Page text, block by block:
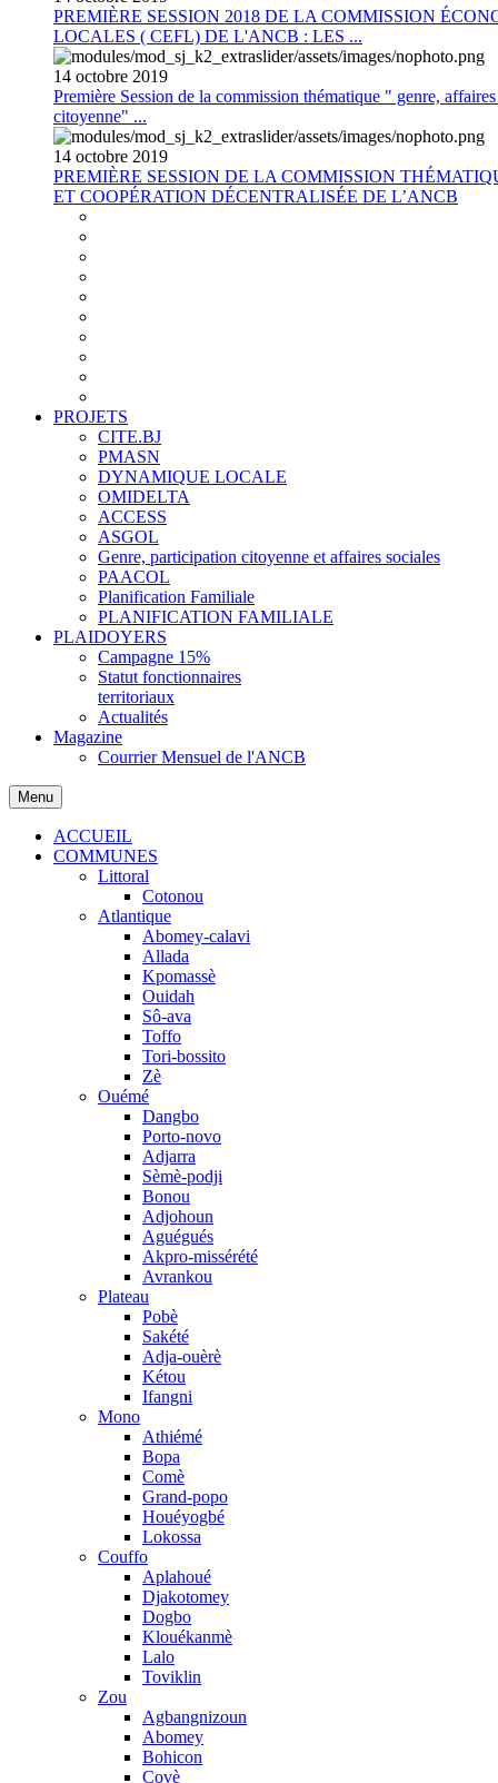
PREMIÈRE SESSION 2018 DE LA COMMISSION
LOCALES ( CEFL) DE L'ANCB : LES ...
14 octobre 2019
Première Session de la commission thématique " genre,
citoyenne" ...
14 octobre 2019
PREMIÈRE SESSION DE LA COMMISSION
ET COOPÉRATION DÉCENTRALISÉE DE L’ANCB
PROJETS
CITE.BJ
PMASN
DYNAMIQUE LOCALE
OMIDELTA
ACCESS
ASGOL
Genre, participation citoyenne et affaires sociales
PAACOL
Planification Familiale
PLANIFICATION FAMILIALE
PLAIDOYERS
Campagne 15%
Statut fonctionnaires
territoriaux
Actualités
Magazine
Courrier Mensuel de l'ANCB
Menu
ACCUEIL
COMMUNES
Littoral
Cotonou
Atlantique
Abomey-calavi
Allada
Kpomassè
Ouidah
Sô-ava
Toffo
Tori-bossito
Zè
Ouémé
Dangbo
Porto-novo
Adjarra
Sèmè-podji
Bonou
Adjohoun
Aguégués
Akpro-missérété
Avrankou
Plateau
Pobè
Sakété
Adja-ouèrè
Kétou
Ifangni
Mono
Athiémé
Bopa
Comè
Grand-popo
Houéyogbé
Lokossa
Couffo
Aplahoué
Djakotomey
Dogbo
Klouékanmè
Lalo
Toviklin
Zou
Agbangnizoun
Abomey
Bohicon
Covè